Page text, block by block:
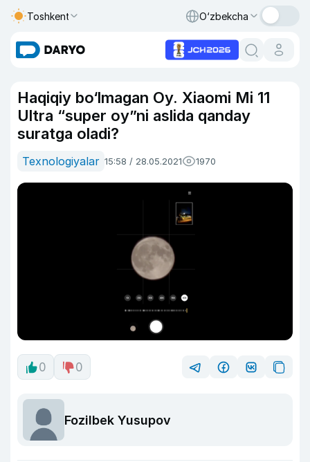
Toshkent O‘zbekcha
Haqiqiy bo‘lmagan Oy. Xiaomi Mi 11
Ultra “super oy”ni aslida qanday
suratga oladi?
Texnologiyalar 15:58 / 28.05.2021 1970
0 0
Fozilbek Yusupov